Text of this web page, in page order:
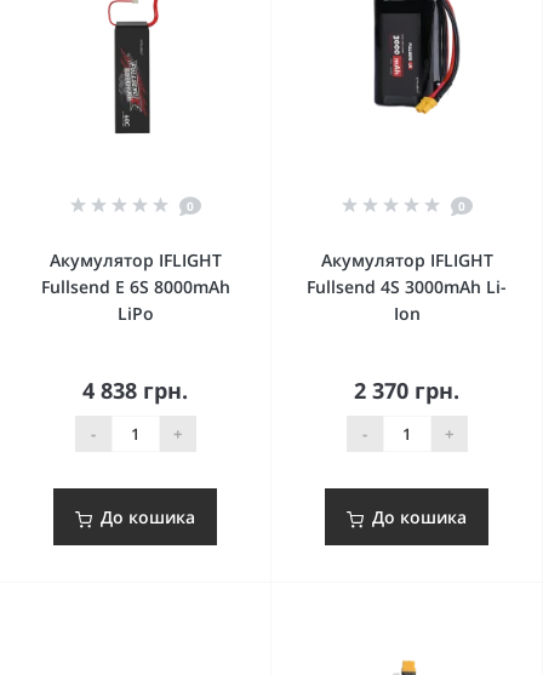
0
Акумулятор IFLIGHT
Fullsend E 6S 8000mAh
LiPo
4 838 грн.
- +
До кошика
0
Акумулятор IFLIGHT
Fullsend 4S 3000mAh Li-
Ion
2 370 грн.
- +
До кошика